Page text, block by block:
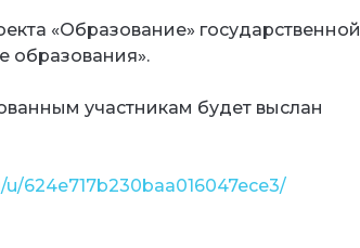
«Образование» государственной
образования».
участникам будет выслан
624e717b230baa016047ece3/